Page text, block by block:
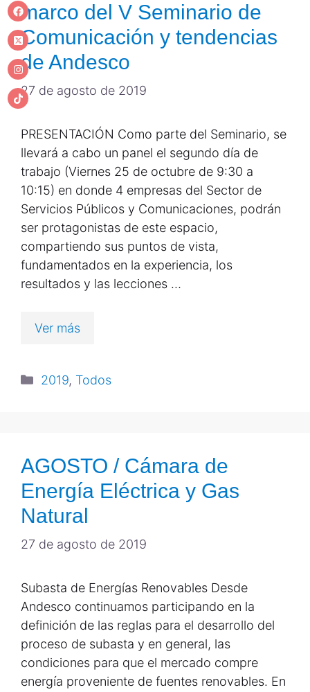
marco del V Seminario de
Comunicación y tendencias
de Andesco
27 de agosto de 2019
PRESENTACIÓN Como parte del Seminario, se
llevará a cabo un panel el segundo día de
trabajo (Viernes 25 de octubre de 9:30 a
10:15) en donde 4 empresas del Sector de
Servicios Públicos y Comunicaciones, podrán
ser protagonistas de este espacio,
compartiendo sus puntos de vista,
fundamentados en la experiencia, los
resultados y las lecciones …
Ver más
2019, Todos
AGOSTO / Cámara de
Energía Eléctrica y Gas
Natural
27 de agosto de 2019
Subasta de Energías Renovables Desde
Andesco continuamos participando en la
definición de las reglas para el desarrollo del
proceso de subasta y en general, las
condiciones para que el mercado compre
energía proveniente de fuentes renovables. En